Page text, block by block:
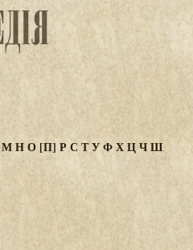
МНО[П] Р С ТУФХЦЧШ